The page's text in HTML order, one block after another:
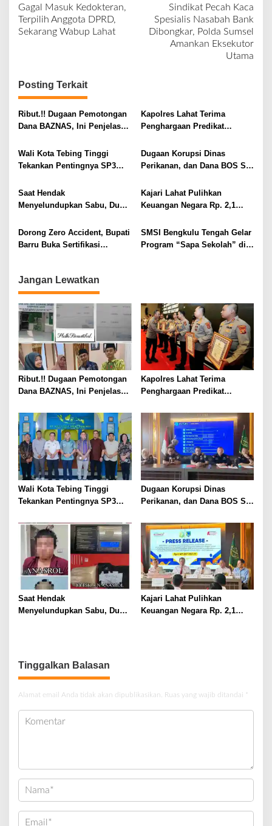
a
v
a
s
i
p
o
s
Gagal Masuk Kedokteran,
Terpilih Anggota DPRD,
Sekarang Wabup Lahat
Sindikat Pecah Kaca
Spesialis Nasabah Bank
Dibongkar, Polda Sumsel
Amankan Eksekutor
Utama
Posting Terkait
Ribut.!! Dugaan Pemotongan
Dana BAZNAS, Ini Penjelasan
Kapolres Lahat Terima
Penghargaan Predikat
Sumsel Tahun 2026
Wali Kota Tebing Tinggi
Tekankan Pentingnya SP3
Dugaan Korupsi Dinas
Perikanan, dan Dana BOS SD
Terus Dipertajam Kajari Lahat
Saat Hendak
Menyelundupkan Sabu, Dua
Kajari Lahat Pulihkan
Keuangan Negara Rp. 2,1
Dorong Zero Accident, Bupati
Barru Buka Sertifikasi
SMSI Bengkulu Tengah Gelar
Program “Sapa Sekolah” di
Jangan Lewatkan
Ribut.!! Dugaan Pemotongan
Dana BAZNAS, Ini Penjelasan
Kapolres Lahat Terima
Penghargaan Predikat
Sumsel Tahun 2026
Wali Kota Tebing Tinggi
Tekankan Pentingnya SP3
Dugaan Korupsi Dinas
Perikanan, dan Dana BOS SD
Terus Dipertajam Kajari Lahat
Saat Hendak
Menyelundupkan Sabu, Dua
Kajari Lahat Pulihkan
Keuangan Negara Rp. 2,1
Tinggalkan Balasan
Alamat email Anda tidak akan dipublikasikan. Ruas yang wajib ditandai *